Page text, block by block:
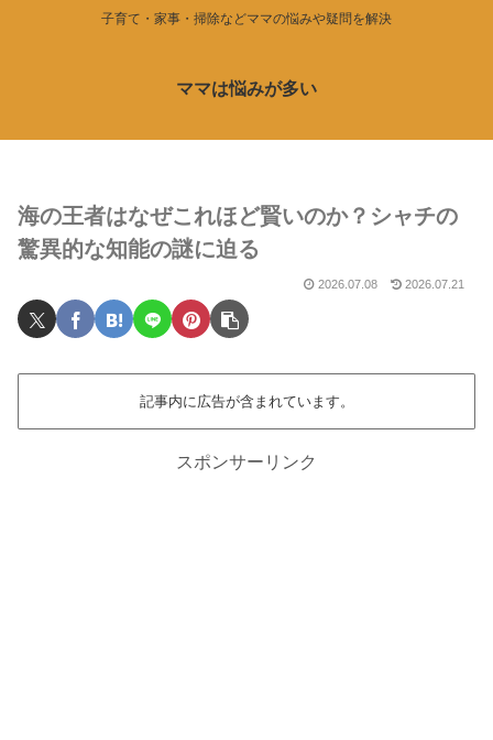
子育て・家事・掃除などママの悩みや疑問を解決
ママは悩みが多い
海の王者はなぜこれほど賢いのか？シャチの
驚異的な知能の謎に迫る
2026.07.08 2026.07.21
記事内に広告が含まれています。
スポンサーリンク